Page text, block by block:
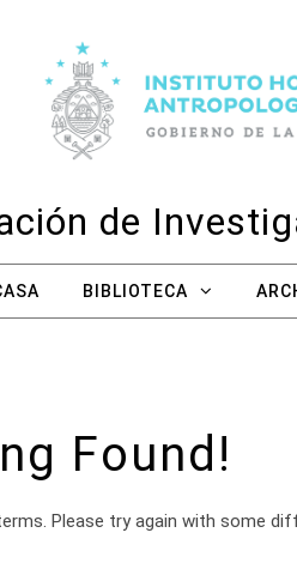
de
BIBLIOTECA
Found!
Please try again with some